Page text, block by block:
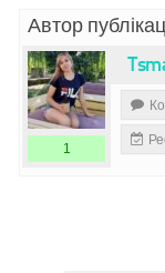
Автор
1